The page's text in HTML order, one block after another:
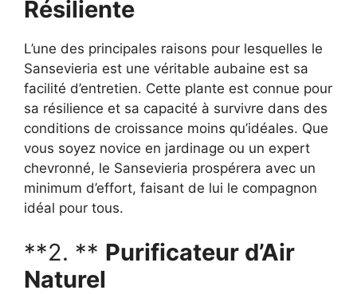
Résiliente
L’une des principales raisons pour lesquelles le
Sansevieria est une véritable aubaine est sa
facilité d’entretien. Cette plante est connue pour
sa résilience et sa capacité à survivre dans des
conditions de croissance moins qu’idéales. Que
vous soyez novice en jardinage ou un expert
chevronné, le Sansevieria prospérera avec un
minimum d’effort, faisant de lui le compagnon
idéal pour tous.
**2. ** Purificateur d’Air
Naturel